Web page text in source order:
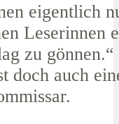
eigentlich
Leserinnen
zu gönnen.“
doch auch